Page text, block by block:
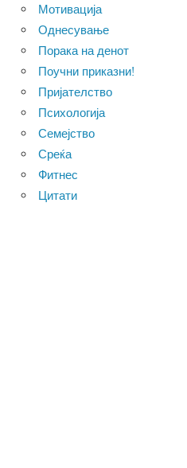
Мотивација
Однесување
Порака на денот
Поучни приказни!
Пријателство
Психологија
Семејство
Среќа
Фитнес
Цитати